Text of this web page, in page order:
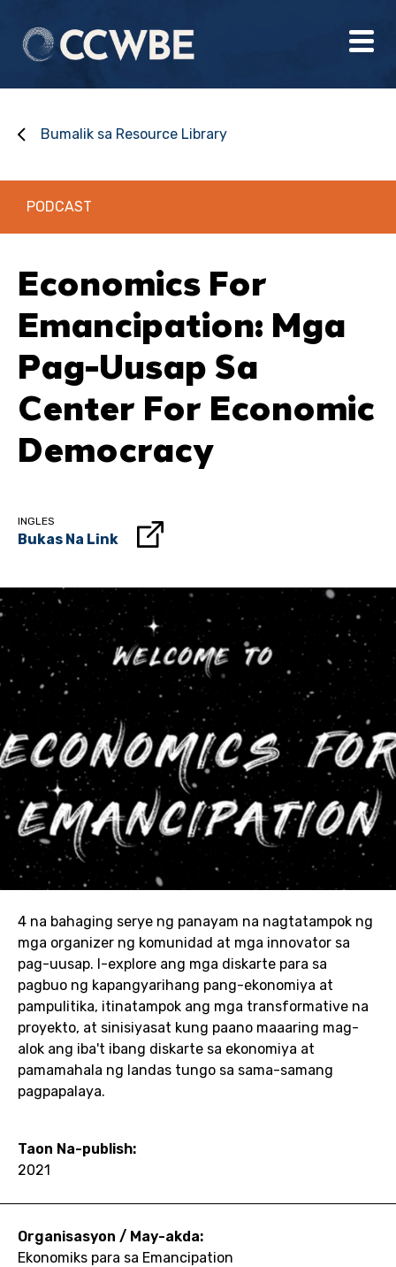
Bumalik sa Resource Library
Economics For
Emancipation: Mga
Pag-Uusap Sa
Center For Economic
Democracy
PODCAST
4 na bahaging serye ng panayam na nagtatampok ng
mga organizer ng komunidad at mga innovator sa
pag-uusap. I-explore ang mga diskarte para sa
pagbuo ng kapangyarihang pang-ekonomiya at
pampulitika, itinatampok ang mga transformative na
proyekto, at sinisiyasat kung paano maaaring mag-
alok ang iba't ibang diskarte sa ekonomiya at
pamamahala ng landas tungo sa sama-samang
pagpapalaya.
Taon Na-publish:
2021
Organisasyon / May-akda:
Ekonomiks para sa Emancipation
INGLES
Bukas Na Link